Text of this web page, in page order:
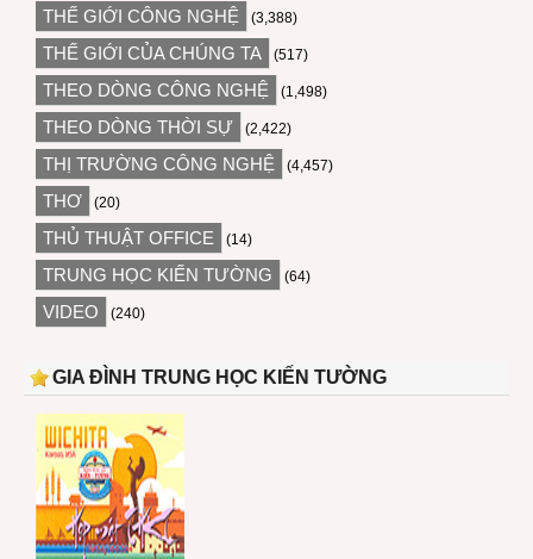
THẾ GIỚI CÔNG NGHỆ (3,388)
THẾ GIỚI CỦA CHÚNG TA (517)
THEO DÒNG CÔNG NGHỆ (1,498)
THEO DÒNG THỜI SỰ (2,422)
THỊ TRƯỜNG CÔNG NGHỆ (4,457)
THƠ (20)
THỦ THUẬT OFFICE (14)
TRUNG HỌC KIẾN TƯỜNG (64)
VIDEO (240)
GIA ĐÌNH TRUNG HỌC KIẾN TƯỜNG